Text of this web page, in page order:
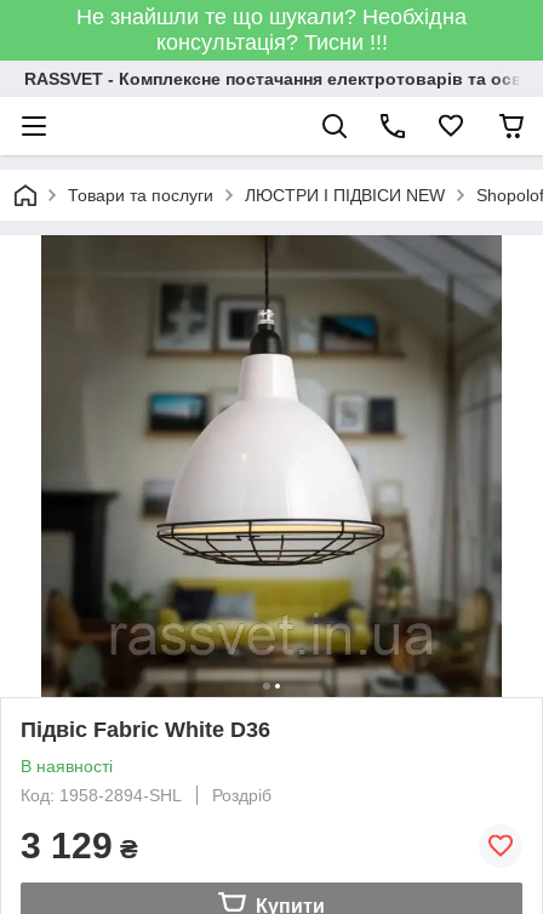
Не знайшли те що шукали? Необхідна
консультація? Тисни !!!
RASSVET - Комплексне постачання електротоварів та
Товари та послуги ЛЮСТРИ І ПІДВІСИ NEW
Підвіс Fabric White D36
В наявності
Код: 1958-2894-SHL
Роздріб
3 129 ₴
Купити